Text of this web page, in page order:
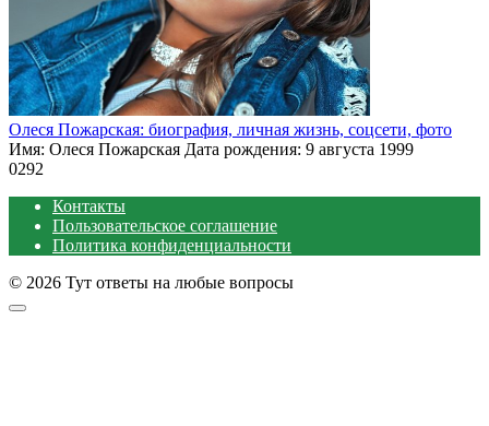
Олеся Пожарская: биография, личная жизнь, соцсети, фото
Имя: Олеся Пожарская Дата рождения: 9 августа 1999
0292
Контакты
Пользовательское соглашение
Политика конфиденциальности
© 2026 Тут ответы на любые вопросы